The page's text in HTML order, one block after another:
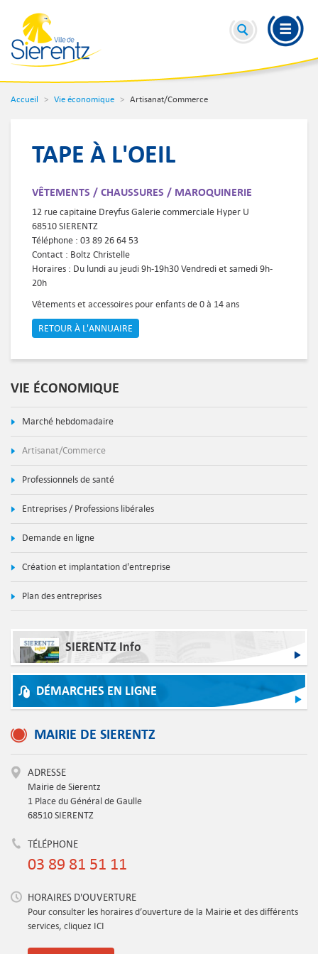
Accueil Vie économique Artisanat/Commerce
TAPE À L'OEIL
VÊTEMENTS / CHAUSSURES / MAROQUINERIE
12 rue capitaine Dreyfus Galerie commerciale Hyper U
68510 SIERENTZ
Téléphone : 03 89 26 64 53
Contact : Boltz Christelle
Horaires : Du lundi au jeudi 9h-19h30 Vendredi et samedi 9h-
20h
Vêtements et accessoires pour enfants de 0 à 14 ans
RETOUR À L'ANNUAIRE
VIE ÉCONOMIQUE
Marché hebdomadaire
Artisanat/Commerce
Professionnels de santé
Entreprises / Professions libérales
Demande en ligne
Création et implantation d'entreprise
Plan des entreprises
SIERENTZ Info
DÉMARCHES EN LIGNE
MAIRIE DE SIERENTZ
ADRESSE
Mairie de Sierentz
1 Place du Général de Gaulle
68510 SIERENTZ
TÉLÉPHONE
03 89 81 51 11
HORAIRES D'OUVERTURE
Pour consulter les horaires d’ouverture de la Mairie et des différents
services, cliquez ICI